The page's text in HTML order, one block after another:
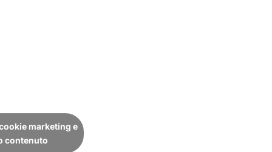
marketing e
contenuto